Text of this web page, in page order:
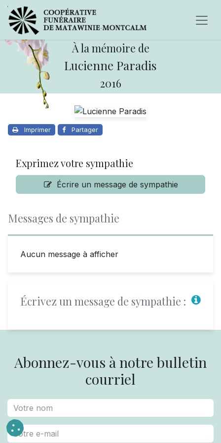
À la mémoire de
Lucienne Paradis
2016
Imprimer Partager
Exprimez votre sympathie
Écrire un message de sympathie
Messages de sympathie
Aucun message à afficher
Écrivez un message de sympathie :
Abonnez-vous à notre bulletin
courriel